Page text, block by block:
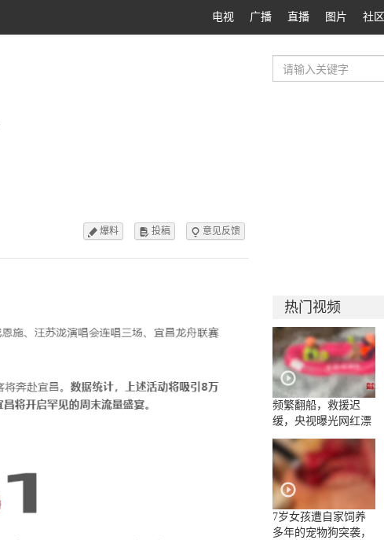
电视 广播 直播 图片 社区
爆料  投稿  意见反馈
热门视频
频繁翻船，救援迟
缓，央视曝光网红漂
流乱象
7岁女孩遭自家饲养
多年的宠物狗突袭，